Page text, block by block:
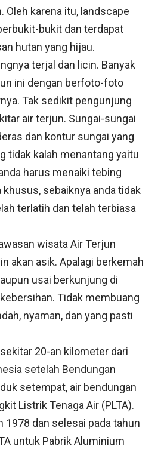
Oleh karena itu, landscape
bukit dan terdapat
hutan yang hijau.
terjal dan licin. Banyak
ini dengan berfoto-foto
Tak sedikit pengunjung
air terjun. Sungai-sungai
dan kontur sungai yang
tidak kalah menantang yaitu
harus menaiki tebing
sebaiknya anda tidak
terlatih dan telah terbiasa
wisata Air Terjun
akan asik. Apalagi berkemah
usai berkunjung di
Tidak membuang
nyaman, dan yang pasti
20-an kilometer dari
setelah Bendungan
setempat, air bendungan
Listrik Tenaga Air (PLTA).
1978 dan selesai pada tahun
untuk Pabrik Aluminium